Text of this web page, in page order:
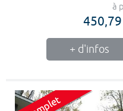
à
+ d'infos